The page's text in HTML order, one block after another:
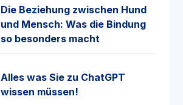
Die Beziehung zwischen Hund
und Mensch: Was die Bindung
so besonders macht
Alles was Sie zu ChatGPT
wissen müssen!